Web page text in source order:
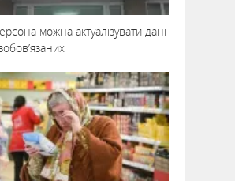
можна актуалізувати дані